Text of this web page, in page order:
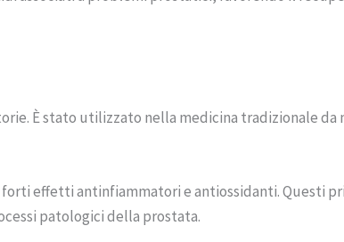
È stato utilizzato nella medicina tradizionale
effetti antinfiammatori e antiossidanti. Questi
patologici della prostata.